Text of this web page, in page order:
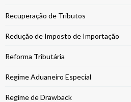
Recuperação de Tributos
Redução de Imposto de Importação
Reforma Tributária
Regime Aduaneiro Especial
Regime de Drawback